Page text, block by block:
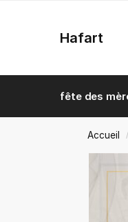
Hafart
fête des
Accueil /